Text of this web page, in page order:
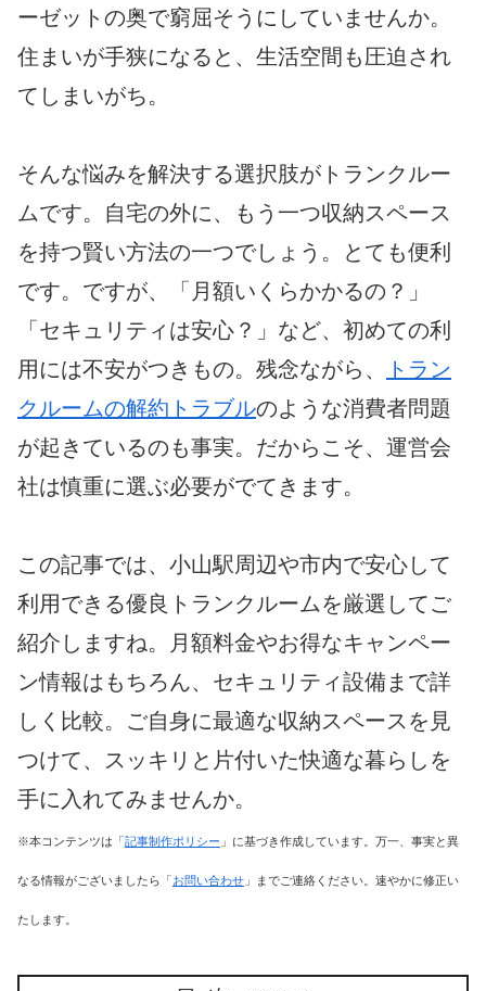
ーゼットの奥で窮屈そうにしていませんか。
住まいが手狭になると、生活空間も圧迫され
てしまいがち。
そんな悩みを解決する選択肢がトランクルー
ムです。自宅の外に、もう一つ収納スペース
を持つ賢い方法の一つでしょう。とても便利
です。ですが、「月額いくらかかるの？」
「セキュリティは安心？」など、初めての利
用には不安がつきもの。残念ながら、
トラン
クルームの解約トラブルのような消費者問題
が起きているのも事実。だからこそ、運営会
社は慎重に選ぶ必要がでてきます。
この記事では、小山駅周辺や市内で安心して
利用できる優良トランクルームを厳選してご
紹介しますね。月額料金やお得なキャンペー
ン情報はもちろん、セキュリティ設備まで詳
しく比較。ご自身に最適な収納スペースを見
つけて、スッキリと片付いた快適な暮らしを
手に入れてみませんか。
※本コンテンツは「記事制作ポリシー 」に基づき作成しています。万一、事実と異
なる情報がございましたら「お問い合わせ 」までご連絡ください。速やかに修正い
たします。